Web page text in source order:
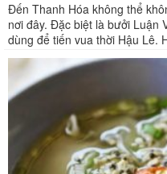
Đến Thanh Hóa không thể
nơi đây. Đặc biệt là bưởi Luận
dùng để tiến vua thời Hậu Lê.